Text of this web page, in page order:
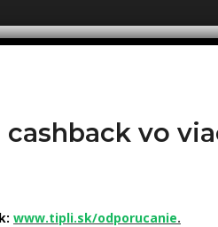
vo
www.tipli.sk/odporucanie.